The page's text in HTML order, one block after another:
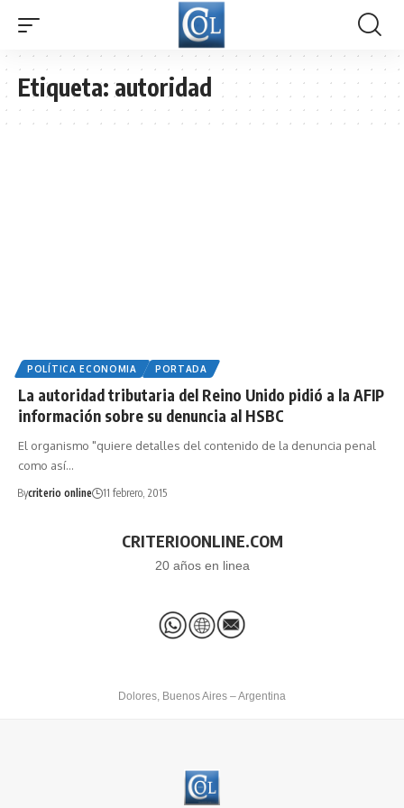
Etiqueta:autoridad
POLÍTICA ECONOMIA PORTADA
​La autoridad tributaria del Reino Unido pidió a la AFIP
información sobre su denuncia al HSBC
El organismo "quiere detalles del contenido de la denuncia penal
como así…
Bycriterio online 11 febrero, 2015
CRITERIOONLINE.COM
20 años en linea
Dolores, Buenos Aires – Argentina